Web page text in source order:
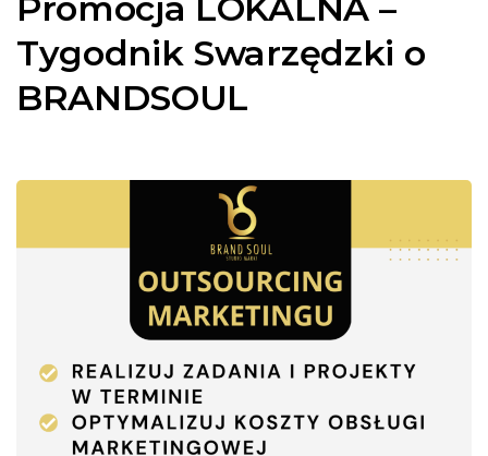
Tygodnik Swarzędzki o
BRANDSOUL